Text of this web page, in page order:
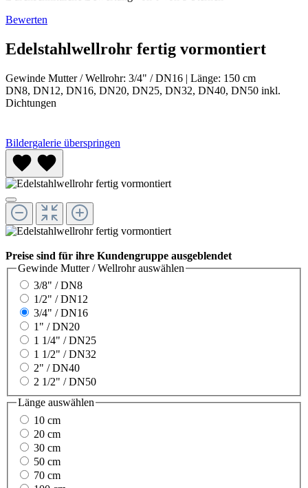
Bewerten
Edelstahlwellrohr fertig vormontiert
Gewinde Mutter / Wellrohr: 3/4" / DN16 | Länge: 150 cm
DN8, DN12, DN16, DN20, DN25, DN32, DN40, DN50 inkl.
Dichtungen
Bildergalerie überspringen
Preise sind für ihre Kundengruppe ausgeblendet
Gewinde Mutter / Wellrohrauswählen
3/8" / DN8
1/2" / DN12
3/4" / DN16
1" / DN20
1 1/4" / DN25
1 1/2" / DN32
2" / DN40
2 1/2" / DN50
Länge auswählen
10 cm
20 cm
30 cm
50 cm
70 cm